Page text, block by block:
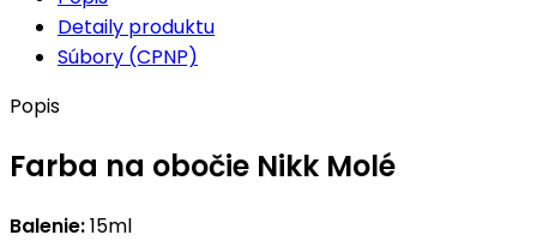
Detaily produktu
Súbory (CPNP)
Popis
Farba na obočie Nikk Molé
Balenie:15ml